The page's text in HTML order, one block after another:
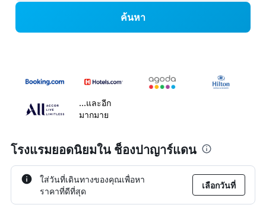
ค้นหา
...และอีก
มากมาย
โรงแรมยอดนิยมใน ช็องปาญาร์แดน
ใส่วันที่เดินทางของคุณเพื่อหา
ราคาที่ดีที่สุด
เลือกวันที่